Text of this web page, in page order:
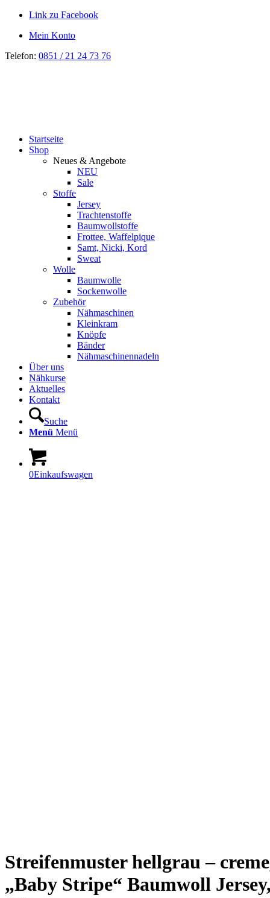
Link zu Facebook
Mein Konto
Telefon: 0851 / 21 24 73 76
Startseite
Shop
Neues & Angebote
NEU
Sale
Stoffe
Jersey
Trachtenstoffe
Baumwollstoffe
Frottee, Waffelpique
Samt, Nicki, Kord
Sweat
Wolle
Baumwolle
Sockenwolle
Zubehör
Nähmaschinen
Kleinkram
Knöpfe
Bänder
Nähmaschinennadeln
Über uns
Nähkurse
Aktuelles
Kontakt
Suche
Menü Menü
0Einkaufswagen
Streifenmuster hellgrau –
„Baby Stripe“ Baumwoll